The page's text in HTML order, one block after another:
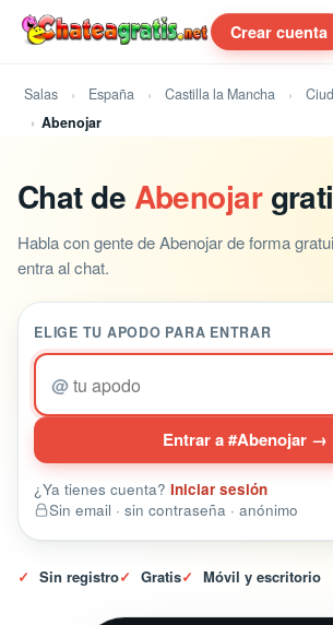
Crear cuenta
Salas España Castilla la Mancha
Abenojar
Chat de Abenojar
Habla con gente de Abenojar de forma
entra al chat.
ELIGE TU APODO PARA ENTRAR
@
Entrar a #Abenojar →
¿Ya tienes cuenta? Iniciar sesión
Sin email · sin contraseña · anónimo
✓ Sin registro✓ Gratis✓ Móvil y escritorio